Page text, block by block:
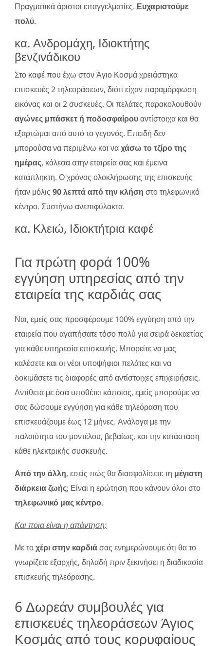
Πραγματικά άριστοι επαγγελματίες. Ευχαριστούμε
πολύ.
κα. Ανδρομάχη, Ιδιοκτήτης
βενζινάδικου
Στο καφέ που έχω στον Άγιο Κοσμά χρειάστηκα
επισκευές 2 τηλεοράσεων, διότι είχαν παραμόρφωση
εικόνας και οι 2 συσκευές. Οι πελάτες παρακολουθούν
αγώνες μπάσκετ ή ποδοσφαίρουαντίστοιχα και θα
εξαρτώμαι από αυτό το γεγονός. Επειδή δεν
μπορούσα να περιμένω και ναχάσω το τζίρο της
ημέρας, κάλεσα στην εταιρεία σας και έμεινα
κατάπληκτη. Ο χρόνος ολοκλήρωσης της επισκευής
ήταν μόλις 90 λεπτά από την κλήση στο τηλεφωνικό
κέντρο. Συστήνω ανεπιφύλακτα.
κα. Κλειώ, Ιδιοκτήτρια καφέ
Για πρώτη φορά 100%
εγγύηση υπηρεσίας από την
εταιρεία της καρδιάς σας
Ναι, εμείς σας προσφέρουμε 100% εγγύηση από την
εταιρεία που αγαπήσατε τόσο πολύ για σειρά δεκαετίας
για κάθε υπηρεσία επισκευής. Μπορείτε να μας
καλέσετε και οι νέοι υποψήφιοι πελάτες και να
δοκιμάσετε τις διαφορές από αντίστοιχες επιχειρήσεις.
Αντίθετα με όσα υποθέτει κάποιος, εμείς μπορούμε να
σας δώσουμε εγγύηση για κάθε τηλεόραση που
επισκευάζουμε έως 12 μήνες. Ανάλογα με την
παλαιότητα του μοντέλου, βεβαίως, και την κατάσταση
κάθε ηλεκτρικής συσκευής.
Από την άλλη, εσείς πώς θα διασφαλίσετε τη μέγιστη
διάρκεια ζωής; Είναι η ερώτηση που κάνουν όλοι στο
τηλεφωνικό μας κέντρο.
Και ποια είναι η απάντηση;
Με τοχέρι στην καρδιάσας ενημερώνουμε ότι θα το
γνωρίζετε εξαρχής, δηλαδή πριν ξεκινήσει η διαδικασία
επισκευής τηλεόρασης.
6 Δωρεάν συμβουλές για
επισκευές τηλεοράσεων Άγιος
Κοσμάς από τους κορυφαίους